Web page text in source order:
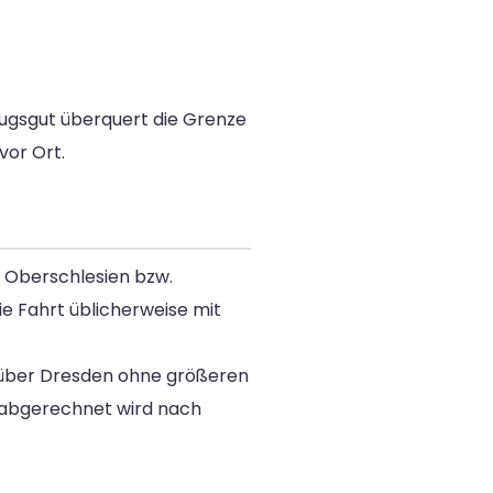
überquert die Grenze
Ort.
bzw.
Fahrt üblicherweise mit
Dresden ohne größeren
wird nach